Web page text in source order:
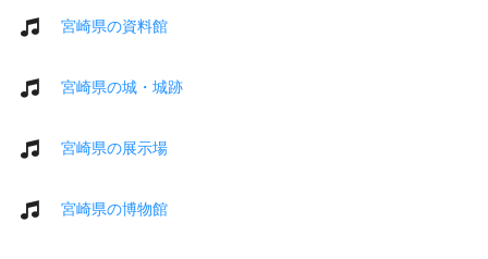
宮崎県の資料館
宮崎県の城・城跡
宮崎県の展示場
宮崎県の博物館